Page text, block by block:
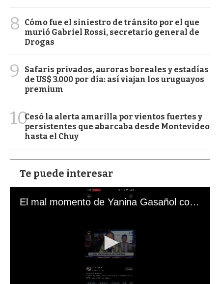
8
Cómo fue el siniestro de tránsito por el que
murió Gabriel Rossi, secretario general de
Drogas
9
Safaris privados, auroras boreales y estadías
de US$ 3.000 por día: así viajan los uruguayos
premium
10Cesó la alerta amarilla por vientos fuertes y
persistentes que abarcaba desde Montevideo
hasta el Chuy
Te puede interesar
El mal momento de Yanina Gasañol con un hincha argentino en "Subrayado"